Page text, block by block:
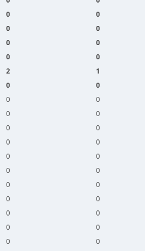
0 0
0 0
0 0
0 0
2 1
0 0
0 0
0 0
0 0
0 0
0 0
0 0
0 0
0 0
0 0
0 0
0 0